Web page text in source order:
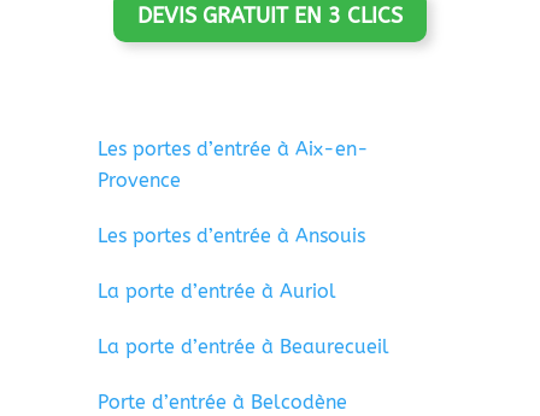
DEVIS GRATUIT EN 3 CLICS
Les portes d’entrée à Aix-en-
Provence
Les portes d’entrée à Ansouis
La porte d’entrée à Auriol
La porte d’entrée à Beaurecueil
Porte d’entrée à Belcodène